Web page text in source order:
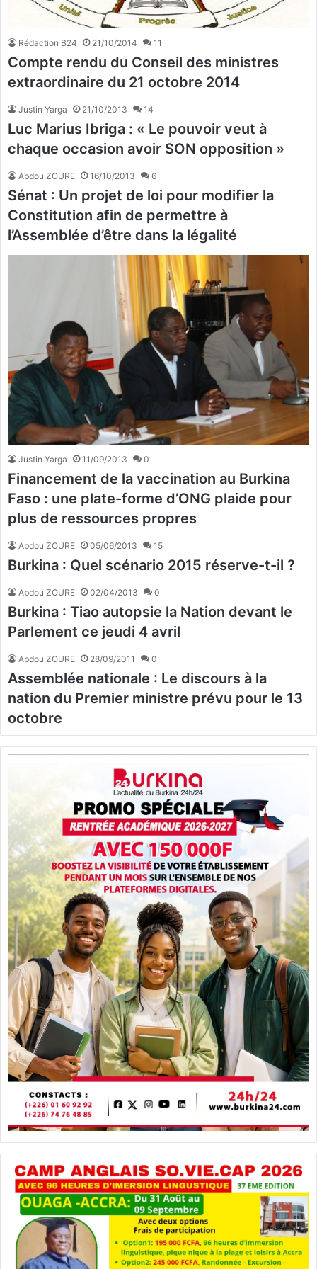
Rédaction B24 21/10/2014 11
Compte rendu du Conseil des ministres
extraordinaire du 21 octobre 2014
Justin Yarga 21/10/2013 14
Luc Marius Ibriga : « Le pouvoir veut à
chaque occasion avoir SON opposition »
Abdou ZOURE 16/10/2013 6
Sénat : Un projet de loi pour modifier la
Constitution afin de permettre à
l’Assemblée d’être dans la légalité
Justin Yarga 11/09/2013 0
Financement de la vaccination au Burkina
Faso : une plate-forme d’ONG plaide pour
plus de ressources propres
Abdou ZOURE 05/06/2013 15
Burkina : Quel scénario 2015 réserve-t-il ?
Abdou ZOURE 02/04/2013 0
Burkina : Tiao autopsie la Nation devant le
Parlement ce jeudi 4 avril
Abdou ZOURE 28/09/2011 0
Assemblée nationale : Le discours à la
nation du Premier ministre prévu pour le 13
octobre